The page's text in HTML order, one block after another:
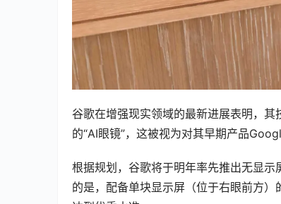
谷歌在增强现实领域的最新进展表明，
的“AI眼镜”，这被视为对其早期产品
根据规划，谷歌将于明年率先推出无显示
的是，配备单块显示屏（位于右眼前方